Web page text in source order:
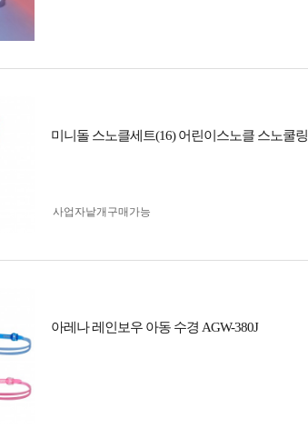
미니돌 스노클세트(16) 어린이스노클 스노쿨링
사업자 낱개구매가능
아레나 레인보우 아동 수경 AGW-380J